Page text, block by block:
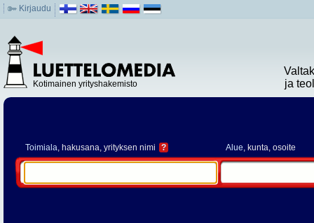
Kirjaudu
Kotimainen yrityshakemisto
ja
Toimiala, hakusana, yrityksen nimi ? Alue, kunta, osoite